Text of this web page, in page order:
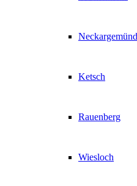
Neckargemünd
Ketsch
Rauenberg
Wiesloch